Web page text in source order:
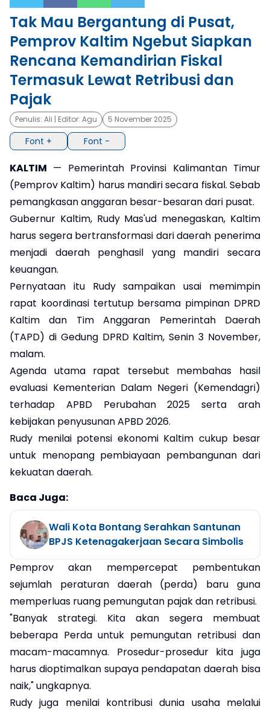
×
Tak Mau Bergantung di Pusat,
Pemprov Kaltim Ngebut Siapkan
Rencana Kemandirian Fiskal
Termasuk Lewat Retribusi dan
Pajak
Penulis: Ali | Editor: Agu 5 November 2025
Font + Font -
KALTIM — Pemerintah Provinsi Kalimantan Timur
(Pemprov Kaltim) harus mandiri secara fiskal. Sebab
pemangkasan anggaran besar-besaran dari pusat.
Gubernur Kaltim, Rudy Mas'ud menegaskan, Kaltim
harus segera bertransformasi dari daerah penerima
menjadi daerah penghasil yang mandiri secara
keuangan.
Pernyataan itu Rudy sampaikan usai memimpin
rapat koordinasi tertutup bersama pimpinan DPRD
Kaltim dan Tim Anggaran Pemerintah Daerah
(TAPD) di Gedung DPRD Kaltim, Senin 3 November,
malam.
Agenda utama rapat tersebut membahas hasil
evaluasi Kementerian Dalam Negeri (Kemendagri)
terhadap APBD Perubahan 2025 serta arah
kebijakan penyusunan APBD 2026.
Rudy menilai potensi ekonomi Kaltim cukup besar
untuk menopang pembiayaan pembangunan dari
kekuatan daerah.
Baca Juga:
Wali Kota Bontang Serahkan Santunan
BPJS Ketenagakerjaan Secara Simbolis
Pemprov akan mempercepat pembentukan
sejumlah peraturan daerah (perda) baru guna
memperluas ruang pemungutan pajak dan retribusi.
"Banyak strategi. Kita akan segera membuat
beberapa Perda untuk pemungutan retribusi dan
macam-macamnya. Prosedur-prosedur kita juga
harus dioptimalkan supaya pendapatan daerah bisa
naik," ungkapnya.
Rudy juga menilai kontribusi dunia usaha melalui